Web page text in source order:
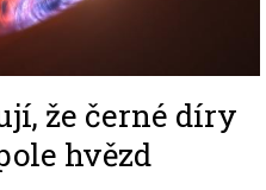
že černé díry
hvězd